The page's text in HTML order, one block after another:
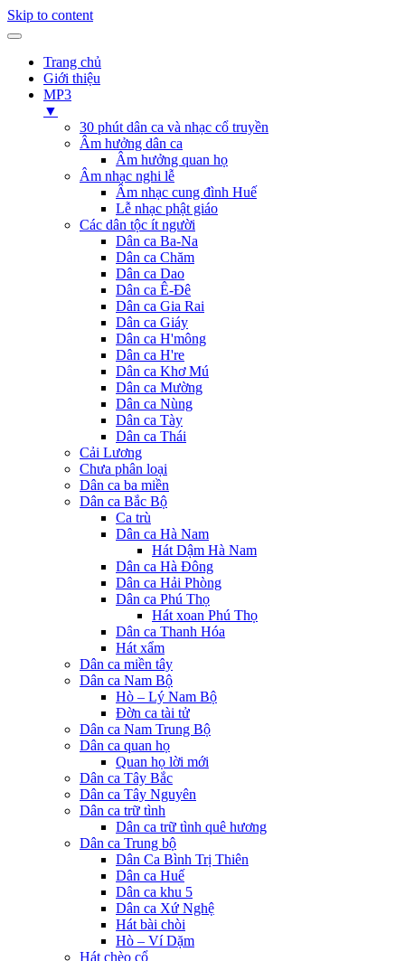
Skip to content
Trang chủ
Giới thiệu
MP3
▼
30 phút dân ca và nhạc cổ truyền
Âm hưởng dân ca
Âm hưởng quan họ
Âm nhạc nghi lễ
Âm nhạc cung đình Huế
Lễ nhạc phật giáo
Các dân tộc ít người
Dân ca Ba-Na
Dân ca Chăm
Dân ca Dao
Dân ca Ê-Đê
Dân ca Gia Rai
Dân ca Giáy
Dân ca H'mông
Dân ca H're
Dân ca Khơ Mú
Dân ca Mường
Dân ca Nùng
Dân ca Tày
Dân ca Thái
Cải Lương
Chưa phân loại
Dân ca ba miền
Dân ca Bắc Bộ
Ca trù
Dân ca Hà Nam
Hát Dậm Hà Nam
Dân ca Hà Đông
Dân ca Hải Phòng
Dân ca Phú Thọ
Hát xoan Phú Thọ
Dân ca Thanh Hóa
Hát xẩm
Dân ca miền tây
Dân ca Nam Bộ
Hò – Lý Nam Bộ
Đờn ca tài tử
Dân ca Nam Trung Bộ
Dân ca quan họ
Quan họ lời mới
Dân ca Tây Bắc
Dân ca Tây Nguyên
Dân ca trữ tình
Dân ca trữ tình quê hương
Dân ca Trung bộ
Dân Ca Bình Trị Thiên
Dân ca Huế
Dân ca khu 5
Dân ca Xứ Nghệ
Hát bài chòi
Hò – Ví Dặm
Hát chèo cổ